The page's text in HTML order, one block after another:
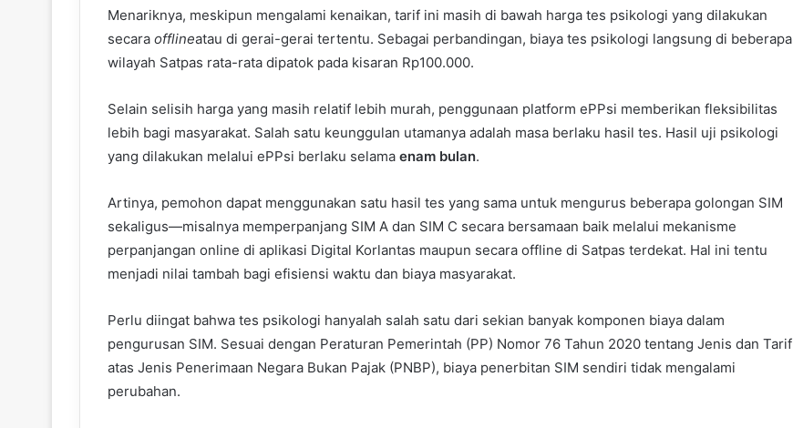
Menariknya, meskipun mengalami kenaikan, tarif ini masih di bawah harga tes psikologi yang dilakukan
secara offlineatau di gerai-gerai tertentu. Sebagai perbandingan, biaya tes psikologi langsung di beberapa
wilayah Satpas rata-rata dipatok pada kisaran Rp100.000.
Selain selisih harga yang masih relatif lebih murah, penggunaan platform ePPsi memberikan fleksibilitas
lebih bagi masyarakat. Salah satu keunggulan utamanya adalah masa berlaku hasil tes. Hasil uji psikologi
yang dilakukan melalui ePPsi berlaku selama enam bulan.
Artinya, pemohon dapat menggunakan satu hasil tes yang sama untuk mengurus beberapa golongan SIM
sekaligus—misalnya memperpanjang SIM A dan SIM C secara bersamaan baik melalui mekanisme
perpanjangan online di aplikasi Digital Korlantas maupun secara offline di Satpas terdekat. Hal ini tentu
menjadi nilai tambah bagi efisiensi waktu dan biaya masyarakat.
Perlu diingat bahwa tes psikologi hanyalah salah satu dari sekian banyak komponen biaya dalam
pengurusan SIM. Sesuai dengan Peraturan Pemerintah (PP) Nomor 76 Tahun 2020 tentang Jenis dan Tarif
atas Jenis Penerimaan Negara Bukan Pajak (PNBP), biaya penerbitan SIM sendiri tidak mengalami
perubahan.